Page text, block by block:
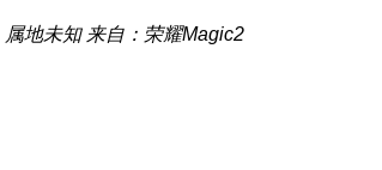
属地未知 来自：荣耀Magic2